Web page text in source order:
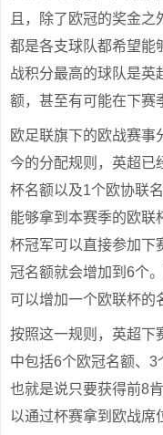
且，除了欧冠的奖金
都是各支球队都希望能
战积分最高的球队是英
额，甚至有可能在下赛
欧足联旗下的欧战赛事
今的分配规则，英超已
杯名额以及1个欧协联
能够拿到本赛季的欧联
杯冠军可以直接参加下
冠名额就会增加到6个
可以增加一个欧联杯的
按照这一规则，英超下
中包括6个欧冠名额、3
也就是说只要获得前8
以通过杯赛拿到欧战席